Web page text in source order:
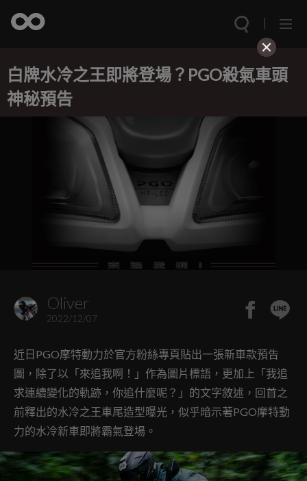
白牌水冷之王即將登場？PGO殺氣車頭
神秘預告
Oliver
2022/12/07
近日PGO摩特動力於官方粉絲專頁貼出一張新車款預告
圖，除了以「來追我啊！」作為圖片標語，更加上「我追
求連續變化的軌跡，你追什麼呢？」的文字敘述，回首之
前釋出的水冷之王車尾造型曝光，似乎暗示著PGO摩特動
力的水冷新車即將霸氣登場。